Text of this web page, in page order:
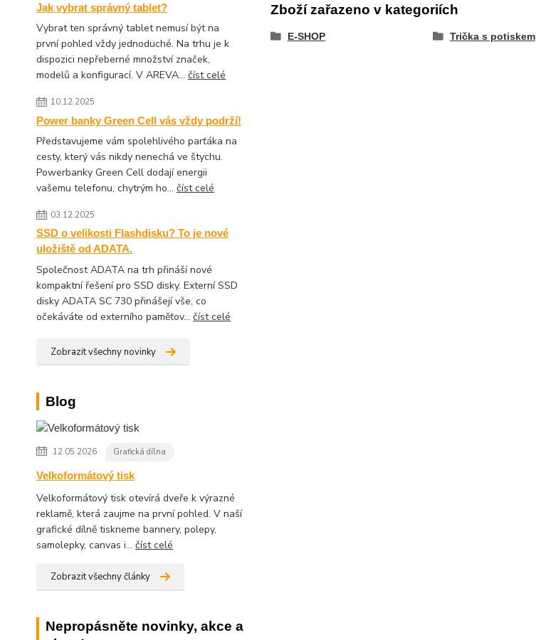
Jak vybrat správný tablet?
Vybrat ten správný tablet nemusí být na
první pohled vždy jednoduché. Na trhu je k
dispozici nepřeberné množství značek,
modelů a konfigurací. V AREVA...číst celé
10.12.2025
Power banky Green Cell vás vždy podrží!
Představujeme vám spolehlivého parťáka na
cesty, který vás nikdy nenechá ve štychu.
Powerbanky Green Cell dodají energii
vašemu telefonu, chytrým ho...číst celé
03.12.2025
SSD o velikosti Flashdisku? To je nové
uložiště od ADATA.
Společnost ADATA na trh přináší nové
kompaktní řešení pro SSD disky. Externí SSD
disky ADATA SC 730 přinášejí vše, co
očekáváte od externího paměťov...číst celé
Zobrazit všechny novinky
Blog
12.05.2026 Grafická dílna
Velkoformátový tisk
Velkoformátový tisk otevírá dveře k výrazné
reklamě, která zaujme na první pohled. V naší
grafické dílně tiskneme bannery, polepy,
samolepky, canvas i...číst celé
Zobrazit všechny články
Nepropásněte novinky, akce a
Zboží zařazeno v kategoriích
E-SHOP Trička s potiskem